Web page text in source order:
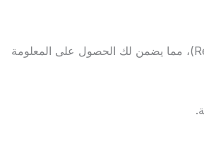
الأسعار التي تجدها في محول العملات الخاص بنا هي أسعار مباشرة (Real-time)، مما يضمن لك الحصول على المعلومة